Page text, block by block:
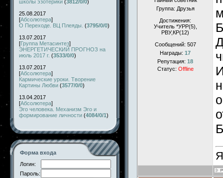
школы эзотерики (3812/0/0)
25.08.2017
[Абсолютера]
О Переходе. ВЦ Плеяды. (3795/0/0)
13.07.2017
[Группа Метасинтез]
ЭНЕРГЕТИЧЕСКИЙ ПРОГНОЗ на
июль 2017 г. (3533/0/0)
13.07.2017
[Абсолютера]
Кармические уроки. Творение
Картины Любви (3577/0/0)
13.04.2017
[Абсолютера]
Эго человека. Механизм Эго и
формирование личности (4084/0/1)
Форма входа
Логин:
Пароль:
Группа: Друзья
Достижения:
Учитель *УРР(5),
РВУ,КР(12)
Сообщений: 507
Награды: 17
Репутация: 18
Статус: Offline